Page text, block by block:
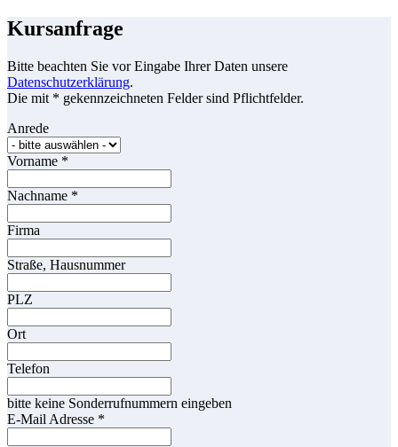
Kursanfrage
Bitte beachten Sie vor Eingabe Ihrer Daten unsere
Datenschutzerklärung.
Die mit * gekennzeichneten Felder sind Pflichtfelder.
Anrede
Vorname *
Nachname *
Firma
Straße, Hausnummer
PLZ
Ort
Telefon
bitte keine Sonderrufnummern eingeben
E-Mail Adresse *